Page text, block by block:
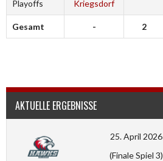
Playoffs Kriegsdorf
Gesamt - 2
AKTUELLE ERGEBNISSE
25. April 2026
(Finale Spiel 3)